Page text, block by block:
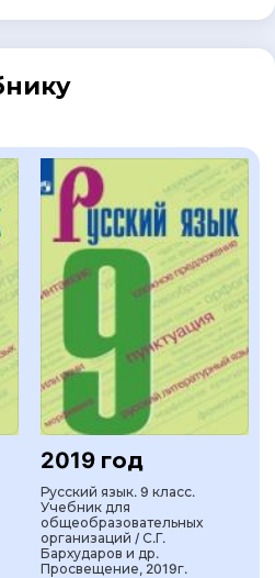
2019 год
Русский язык. 9 класс.
Учебник для
общеобразовательных
организаций / С.Г.
Бархударов и др.
Просвещение, 2019г.